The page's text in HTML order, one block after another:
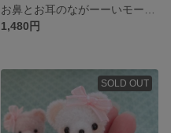
1,480円
SOLD OUT